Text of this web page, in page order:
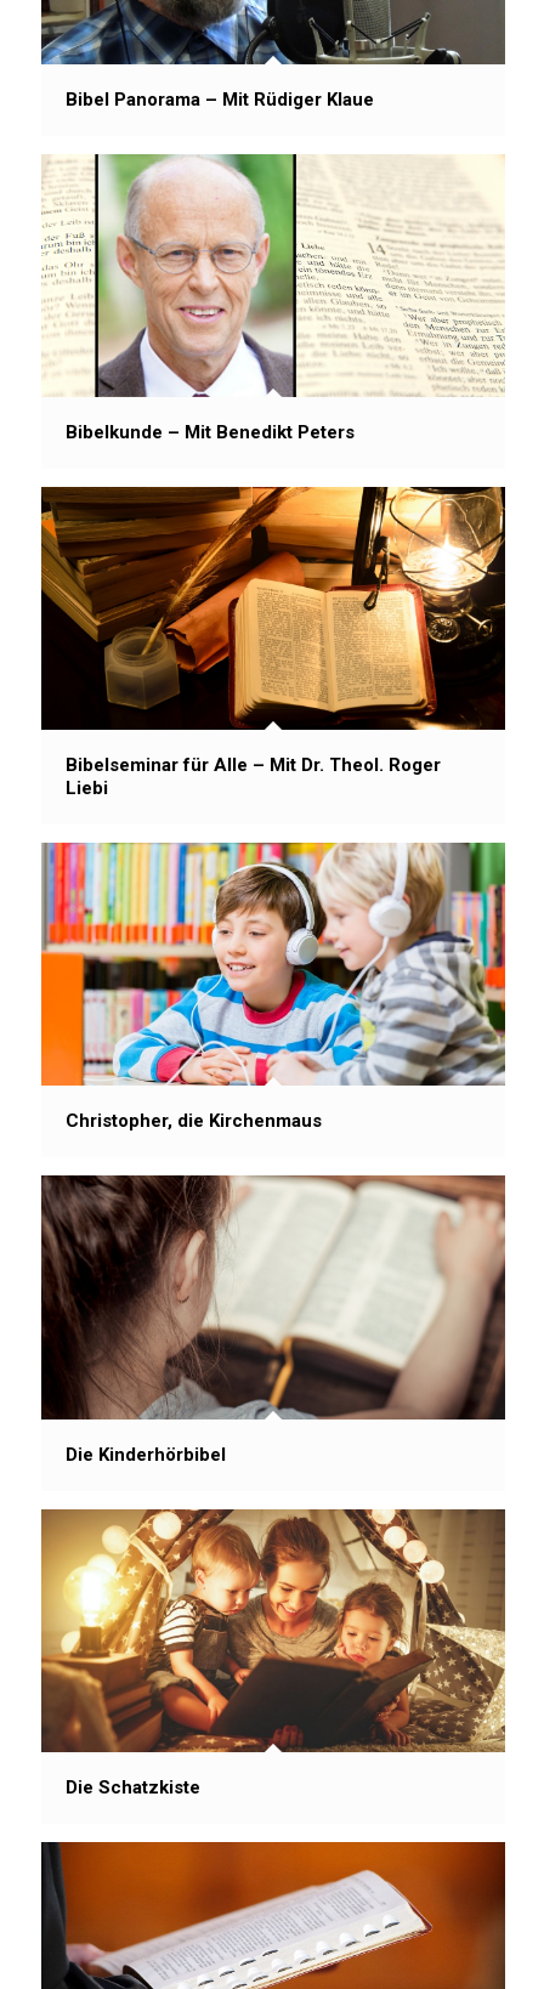
Bibel Panorama – Mit Rüdiger Klaue
Bibelkunde – Mit Benedikt Peters
Bibelseminar für Alle – Mit Dr. Theol. Roger
Liebi
Christopher, die Kirchenmaus
Die Kinderhörbibel
Die Schatzkiste